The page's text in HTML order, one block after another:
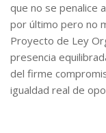
que no se penalice
por último pero no
Proyecto de Ley
presencia
del firme
igualdad real de